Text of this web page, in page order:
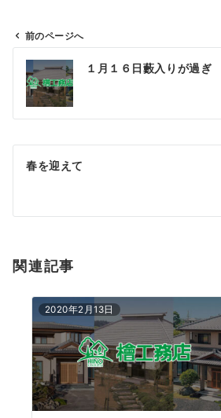
ン
前のページへ
１月１６日藪入りが過ぎ
春を迎えて
関連記事
2020年2月13日